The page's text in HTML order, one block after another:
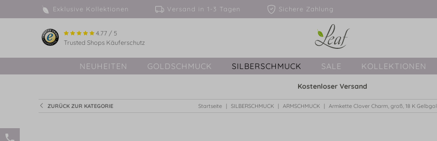
Exklusive Kollektionen Versand in 1-3 Tagen Sichere Zahlung
4.77 / 5
Trusted Shops Käuferschutz
NEUHEITEN GOLDSCHMUCK SILBERSCHMUCK SALE KOLLEKTIONEN
Kostenloser Versand
ZURÜCK ZUR KATEGORIE Startseite SILBERSCHMUCK ARMSCHMUCK Armkette Clover Charm, groß, 18 K